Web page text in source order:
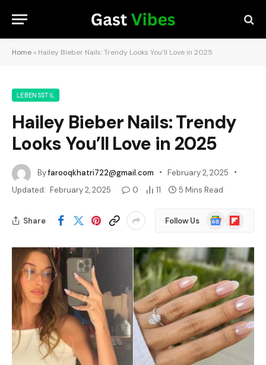
Home » Hailey Bieber Nails: Trendy Looks You’ll Love in 2025
LEBENSSTIL
Hailey Bieber Nails: Trendy
Looks You’ll Love in 2025
Byfarooqkhatri722@gmail.com
February 2, 2025
Updated: February 2, 2025 0 11 5 Mins Read
Share Follow Us
Google
News
Flipboard